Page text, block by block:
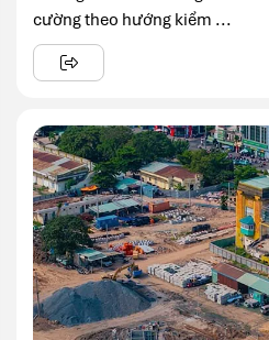
cường theo hướng kiểm ...